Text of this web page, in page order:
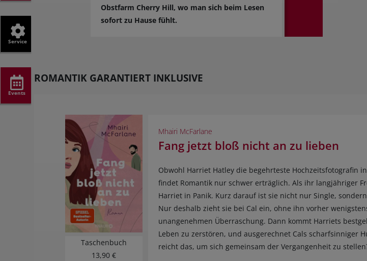
Service
Events
Obstfarm Cherry Hill, wo man sich beim Lesen
sofort zu Hause fühlt.
ROMANTIK GARANTIERT INKLUSIVE
Taschenbuch
13,90 €
Mhairi McFarlane
Fang jetzt bloß nicht an zu lieben
Obwohl Harriet Hatley die begehrteste Hochzeitsfotografin
findet Romantik nur schwer erträglich. Als ihr langjähriger
Harriet in Panik. Kurz darauf ist sie nicht nur Single,
Nur deshalb zieht sie bei Cal ein, ohne ihn vorher
unangenehmen Überraschung. Dann kommt Harriets
Leben zu zerstören, und ausgerechnet Cals scharfsinniger
reicht das, um sich gemeinsam der Vergangenheit zu